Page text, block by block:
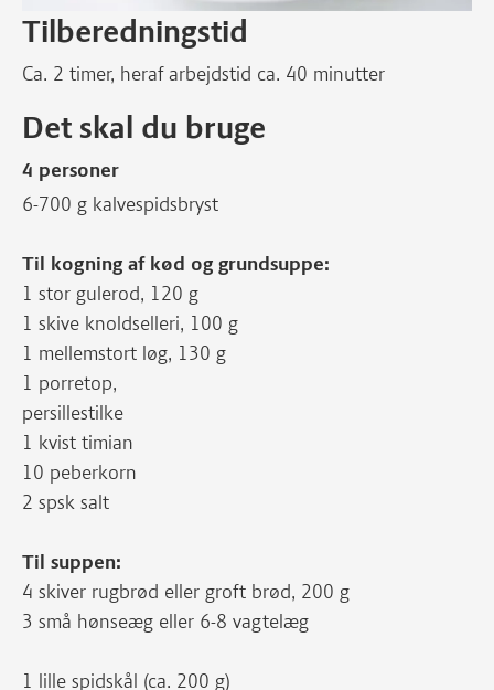
Tilberedningstid
Ca. 2 timer, heraf arbejdstid ca. 40 minutter
Det skal du bruge
4 personer
6-700 g kalvespidsbryst
Til kogning af kød og grundsuppe:
1 stor gulerod, 120 g
1 skive knoldselleri, 100 g
1 mellemstort løg, 130 g
1 porretop,
persillestilke
1 kvist timian
10 peberkorn
2 spsk salt
Til suppen:
4 skiver rugbrød eller groft brød, 200 g
3 små hønseæg eller 6-8 vagtelæg
1 lille spidskål (ca. 200 g)